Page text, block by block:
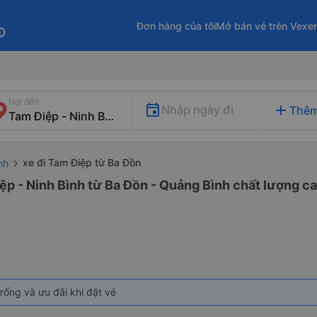
Đơn hàng của tôiMở bán vé trên
Nơi đến
Nhập ngày đi add
xe đi Tam Điệp từ Ba Đồn
- Ninh Bình từ Ba Đồn - Quảng Bình chất lượng
và ưu đãi khi đặt vé